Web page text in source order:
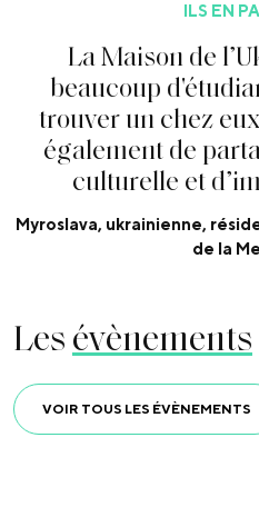
ILS EN
LaMaison de l’U
beaucoup d'étudia
trouver un chez eux
égalementde part
culturelle etd’im
Myroslava, ukrainienne,
de la
Lesévènements
VOIR TOUS LES ÉVÈNEMENTS